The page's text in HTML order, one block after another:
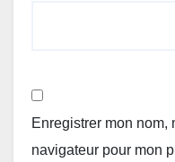
Enregistrer mon nom,
navigateur pour mon